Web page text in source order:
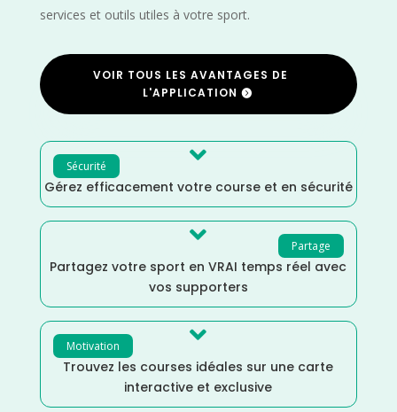
services et outils utiles à votre sport.
VOIR TOUS LES AVANTAGES DE
L'APPLICATION
Sécurité 
Gérez efficacement votre course et en sécurité
Partage

Partagez votre sport en VRAI temps réel avec
vos supporters
Motivation 
Trouvez les courses idéales sur une carte
interactive et exclusive